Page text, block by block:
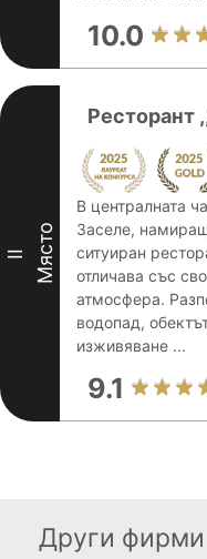
10.0
II Място
Ресторант
В централната
Заселе,
ситуиран
отличава със
атмосфера.
водопад,
изживяване ...
9.1
Други фирми